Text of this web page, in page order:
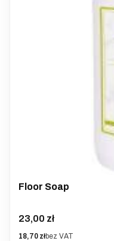
Floor Soap
Cena
23,00 zł
Cena
18,70 złbez VAT